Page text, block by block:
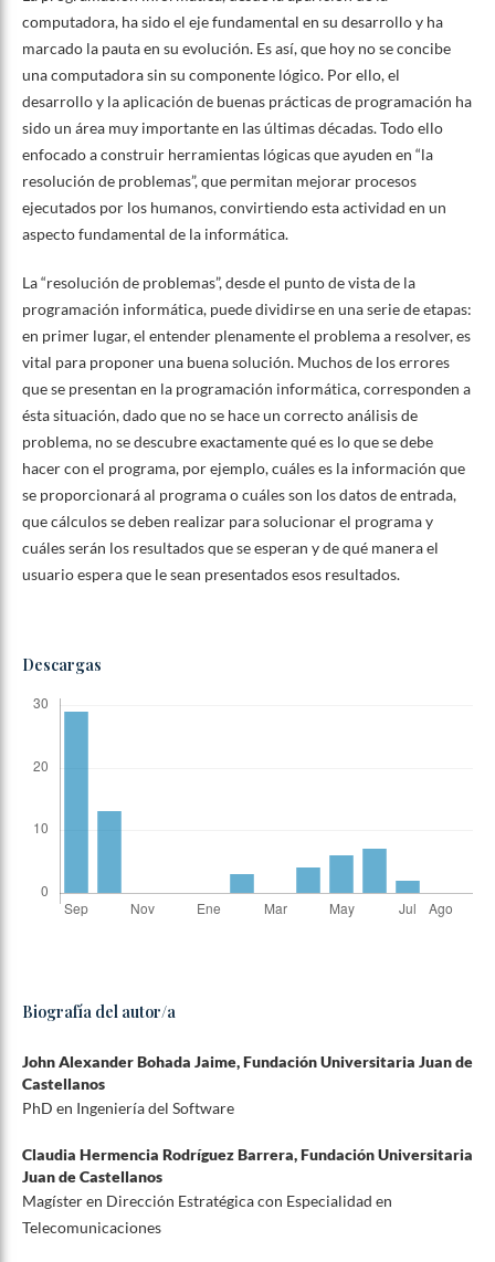
computadora, ha sido el eje fundamental en su desarrollo y ha
marcado la pauta en su evolución. Es así, que hoy no se concibe
una computadora sin su componente lógico. Por ello, el
desarrollo y la aplicación de buenas prácticas de programación ha
sido un área muy importante en las últimas décadas. Todo ello
enfocado a construir herramientas lógicas que ayuden en “la
resolución de problemas”, que permitan mejorar procesos
ejecutados por los humanos, convirtiendo esta actividad en un
aspecto fundamental de la informática.
La “resolución de problemas”, desde el punto de vista de la
programación informática, puede dividirse en una serie de etapas:
en primer lugar, el entender plenamente el problema a resolver, es
vital para proponer una buena solución. Muchos de los errores
que se presentan en la programación informática, corresponden a
ésta situación, dado que no se hace un correcto análisis de
problema, no se descubre exactamente qué es lo que se debe
hacer con el programa, por ejemplo, cuáles es la información que
se proporcionará al programa o cuáles son los datos de entrada,
que cálculos se deben realizar para solucionar el programa y
cuáles serán los resultados que se esperan y de qué manera el
usuario espera que le sean presentados esos resultados.
Descargas
Biografía del autor/a
John Alexander Bohada Jaime,Fundación Universitaria Juan de
Castellanos
PhD en Ingeniería del Software
Claudia Hermencia Rodríguez Barrera,Fundación Universitaria
Juan de Castellanos
Magíster en Dirección Estratégica con Especialidad en
Telecomunicaciones